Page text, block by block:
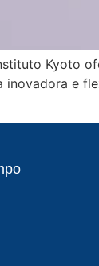
Kyoto
inovadora e